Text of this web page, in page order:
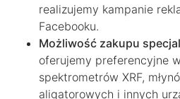
realizujemy kampanie
Facebooku.
Możliwość zakupu
oferujemy preferencyjne
spektrometrów XRF,
aligatorowych i innych